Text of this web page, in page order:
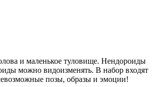
и маленькое туловище. Нендороиды
можно видоизменять. В набор входят
позы, образы и эмоции!